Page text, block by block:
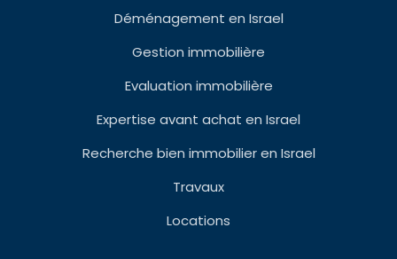
Déménagement en Israel
Gestion immobilière
Evaluation immobilière
Expertise avant achat en Israel
Recherche bien immobilier en Israel
Travaux
Locations